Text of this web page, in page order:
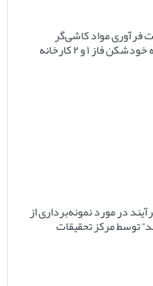
فرآوری مواد کاشی‌گر
(بررسی روند تعویض آسترهای آسیاهای نیمه خودشکن فاز ۱ و ۲ کارخانه
در مورد نمونه‌برداری از
توسط مرکز تحقیقات